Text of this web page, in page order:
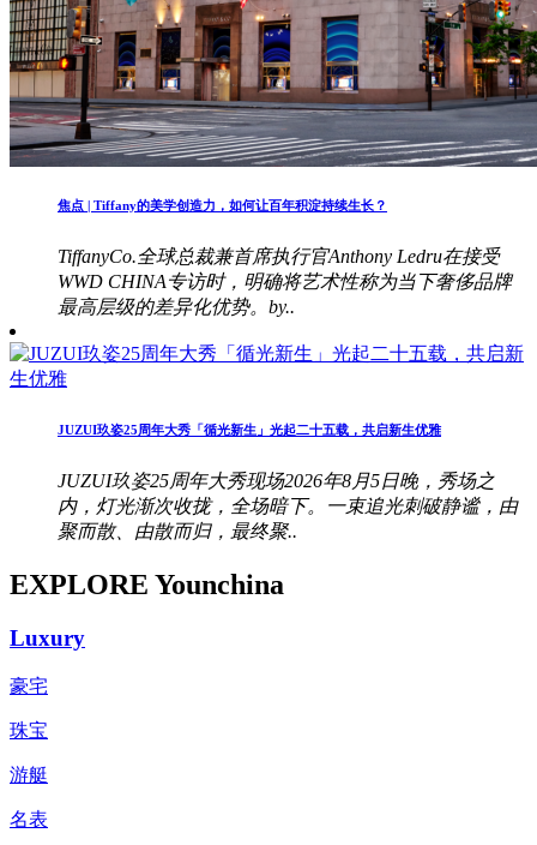
焦点 | Tiffany的美学创造力，如何让百年积淀持续生长？
TiffanyCo.全球总裁兼首席执行官Anthony Ledru在接受
WWD CHINA专访时，明确将艺术性称为当下奢侈品牌
最高层级的差异化优势。by..
JUZUI玖姿25周年大秀「循光新生」光起二十五载，共启新生优雅
JUZUI玖姿25周年大秀现场2026年8月5日晚，秀场之
内，灯光渐次收拢，全场暗下。一束追光刺破静谧，由
聚而散、由散而归，最终聚..
EXPLORE Younchina
Luxury
豪宅
珠宝
游艇
名表